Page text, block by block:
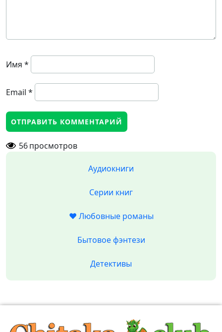
Имя *
Email *
56просмотров
Аудиокниги
Серии книг
❤️ Любовные романы
Бытовое фэнтези
Детективы